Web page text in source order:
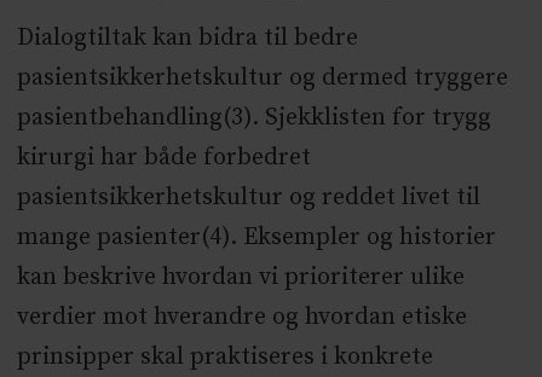
Dialogtiltak kan bidra til bedre
pasientsikkerhetskultur og dermed tryggere
pasientbehandling(3). Sjekklisten for trygg
kirurgi har både forbedret
pasientsikkerhetskultur og reddet livet til
mange pasienter(4). Eksempler og historier
kan beskrive hvordan vi prioriterer ulike
verdier mot hverandre og hvordan etiske
prinsipper skal praktiseres i konkrete